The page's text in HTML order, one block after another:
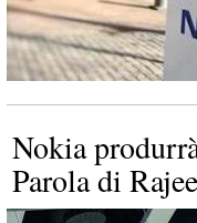
Nokia
Parola di